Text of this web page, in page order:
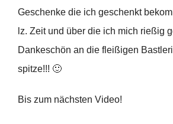
Geschenke die ich geschenkt
lz. Zeit und über die ich mich rießig
Dankeschön an die fleißigen
spitze!!! 🙂
Bis zum nächsten Video!